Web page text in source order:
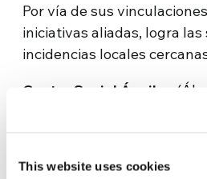
This website uses cookies
Por vía de sus
iniciativas aliadas, logra
incidencias locales
Centro Social Águilas
Ciudad de México) Centro
Refugio de la Esperanza